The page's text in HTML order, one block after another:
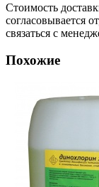
Стоимость
согласовывается
связаться с
Похожие